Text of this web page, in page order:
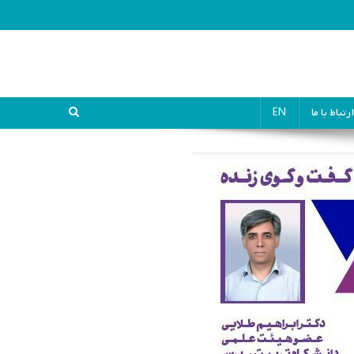
ارتباط با ما EN